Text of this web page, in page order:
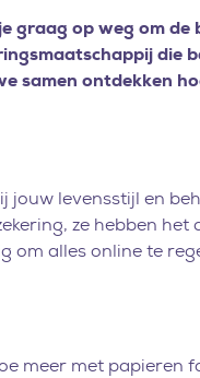
graag op weg om de
die
samen ontdekken
jouw levensstijl en
ze hebben het
om alles online te
meer met papieren